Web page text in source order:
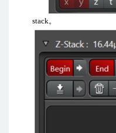
stack。